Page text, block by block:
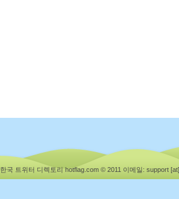
한국 트위터 디렉토리 hotflag.com © 2011 이메일: support